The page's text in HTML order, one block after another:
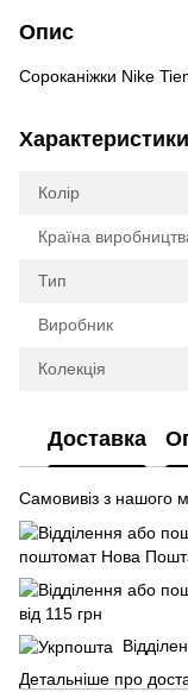
Опис
Сороканіжки Nike
Характеристики
Колір
Країна
Тип
Виробник
Колекція
Доставка
Самовивіз з нашого
поштомат Нова
від 115 грн
Детальніше про